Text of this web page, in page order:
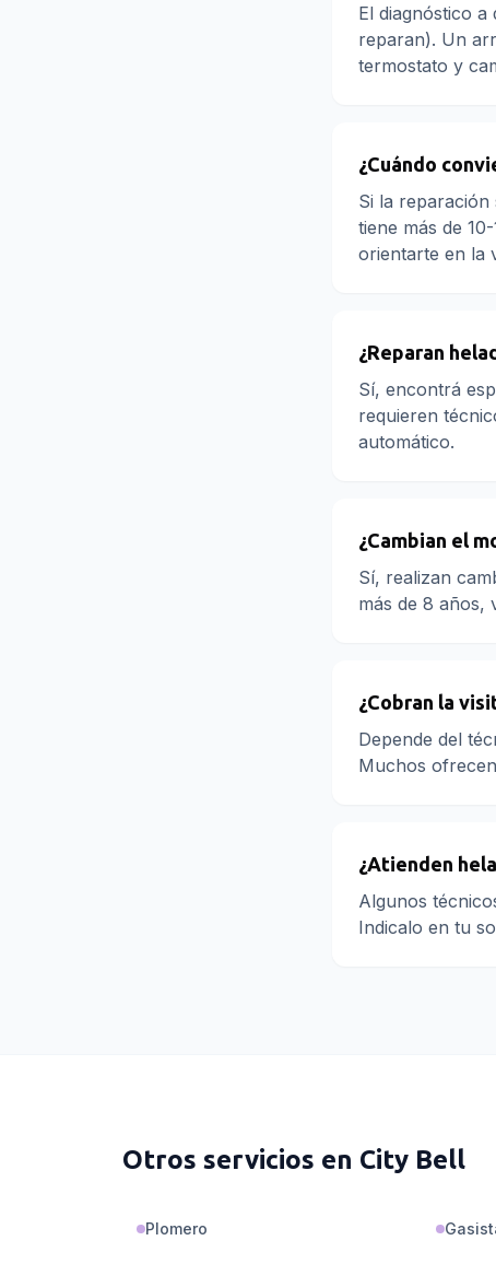
El diagnóstico
reparan). Un
termostato y
¿Cuándo
Si la
tiene más de
orientarte en la
¿Reparan
Sí, encontrá
requieren
automático.
¿Cambian el
Sí, realizan
más de 8 años,
¿Cobran la
Depende del
Muchos
¿Atienden
Algunos
Indicalo en tu
Otros servicios en City Bell
Plomero